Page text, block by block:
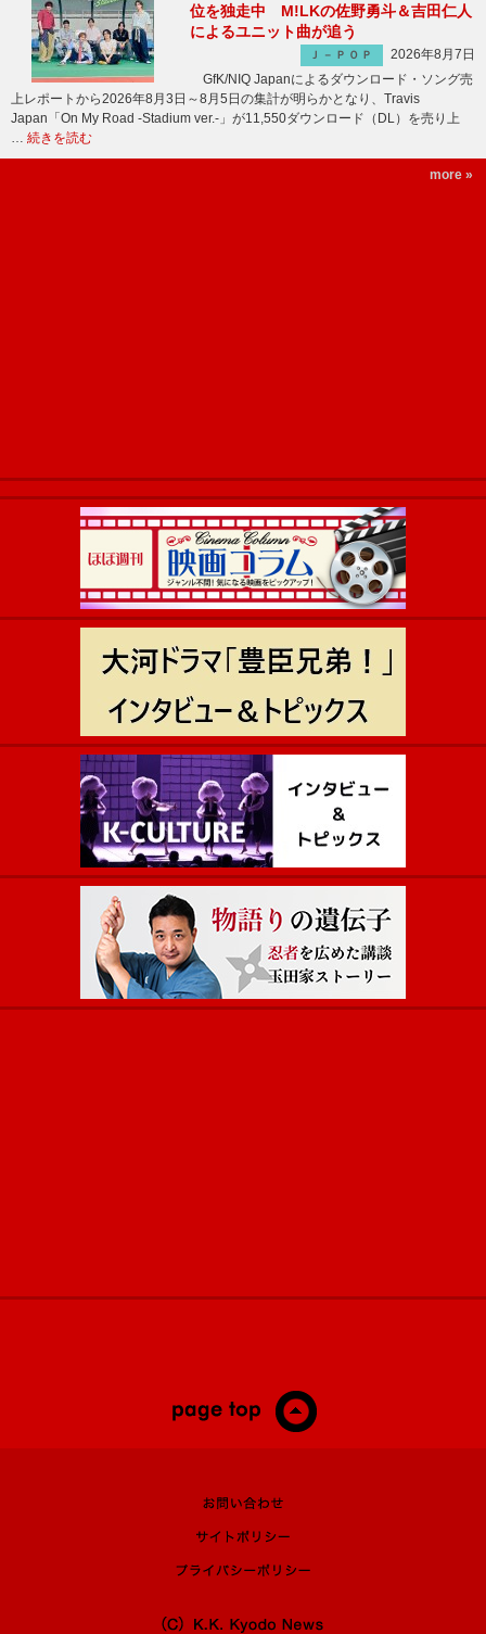
位を独走中 M!LKの佐野勇斗＆吉田仁人
によるユニット曲が追う
Ｊ－ＰＯＰ
2026年8月7日
GfK/NIQ Japanによるダウンロード・ソング売
上レポートから2026年8月3日～8月5日の集計が明らかとなり、Travis
Japan「On My Road -Stadium ver.-」が11,550ダウンロード（DL）を売り上
… 続きを読む
more »